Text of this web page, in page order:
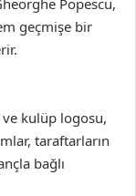
Popescu,
geçmişe bir
ve kulüp logosu,
taraftarların
bağlı